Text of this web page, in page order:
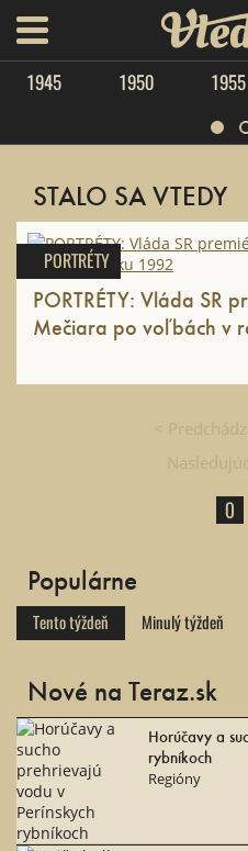
menu Vtedy.sk
1945 1950 1955
STALO SA VTEDY
PORTRÉTY
PORTRÉTY: Vláda SR premiéra Vladimíra
Mečiara po voľbách v
<
0
Populárne
Tento týždeň Minulý týždeň
Nové na Teraz.sk
Horúčavy a
rybníkoch
Regióny